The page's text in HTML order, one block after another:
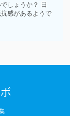
しょうか？ 日
感があるようで